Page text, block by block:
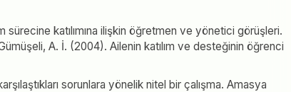
katılımına ilişkin öğretmen ve yönetici görüşleri.
A. İ. (2004). Ailenin katılım ve desteğinin öğrenci
sorunlara yönelik nitel bir çalışma. Amasya